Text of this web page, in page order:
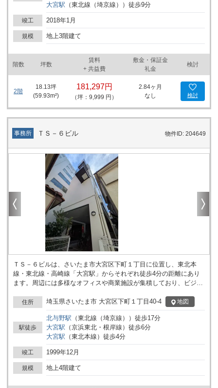
大宮駅 （東北線（埼京線） ） 徒歩9分
竣工 2018年1月
規模 地上3階建て
階数 坪数
賃料
+ 共益費
敷金・保証金
礼金
検討
2階
18.13坪
(59.93m²)
181,297円
（坪：9,999 円）
2.84ヶ月
なし
検討
事務所 ＴＳ－６ビル 物件ID: 204649
ＴＳ－６ビルは、さいたま市大宮区下町１丁目に位置し、東北本
線・東北線・高崎線「大宮駅」からそれぞれ徒歩4分の距離にあり
ます。周辺には多様なオフィスや商業施設が集積しており、ビジネ
ベーター1基を備えており、フロア間の移動もスムーズです。用途
にあわせてフロアの活用が可能な構造となっているため、ワークス
ペースとしてはもちろん、来客対応や会議スペースの設置など多様
なビジネスシーンに対応できます。大宮駅からのアクセスのしやす
さにより、社員や来客の来訪もスムーズで、地元企業はもとより、
近隣都市からの利用も視野に入れることができます。オフィス空間
をお探しの法人様に、さまざまな事業活動の拠点としてご検討いた
だける建物です。詳細はお問い合わせください。
住所 埼玉県さいたま市 大宮区下町１丁目40-4 地図
駅徒歩
北与野駅 （東北線（埼京線） ） 徒歩17分
大宮駅 （京浜東北・根岸線 ） 徒歩6分
大宮駅 （東北本線 ） 徒歩4分
竣工 1999年12月
規模 地上4階建て